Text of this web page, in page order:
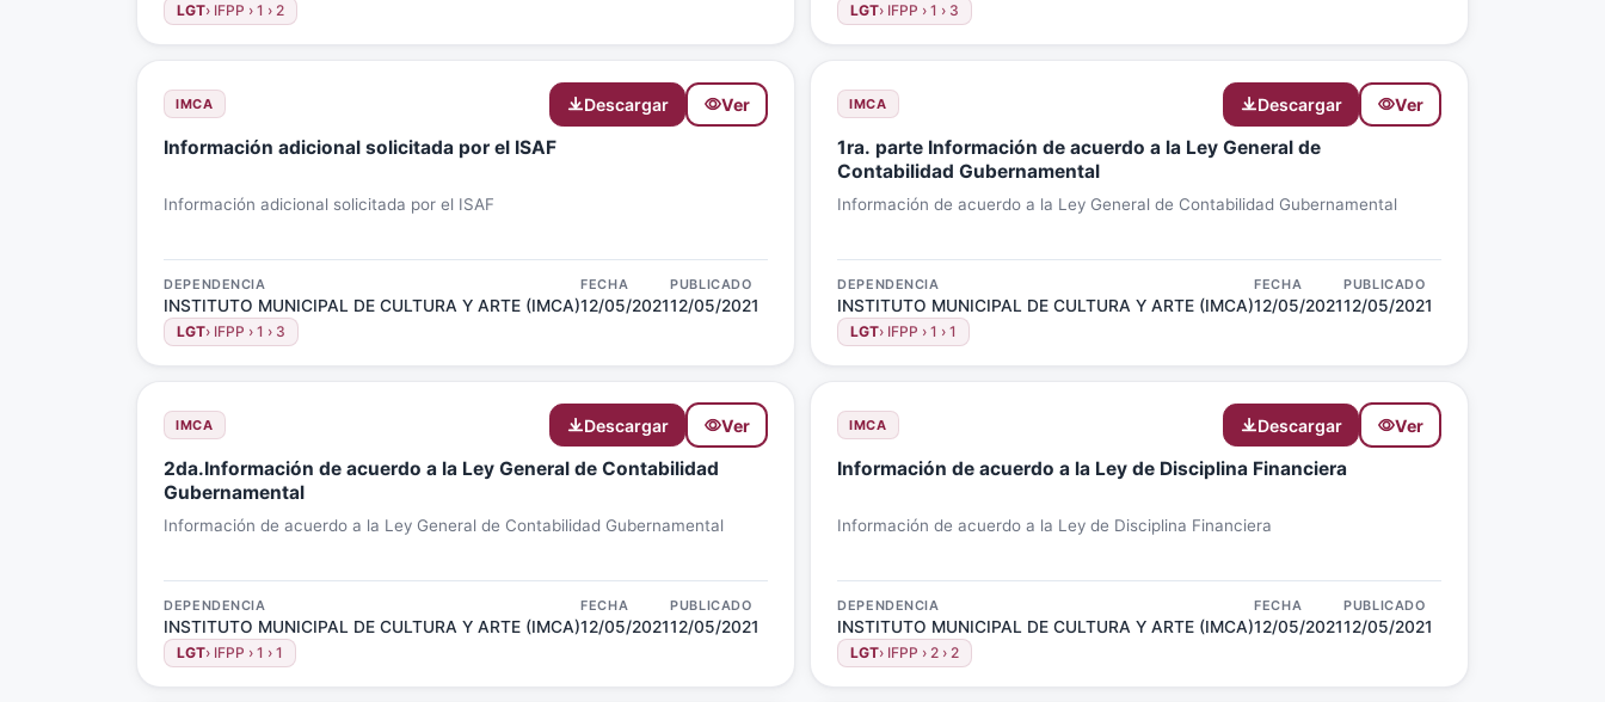
LGT› IFPP › 1 › 2 LGT› IFPP › 1 › 3
IMCA Descargar Ver
Información adicional solicitada por el ISAF
Información adicional solicitada por el ISAF
DEPENDENCIA
INSTITUTO MUNICIPAL DE CULTURA Y ARTE (IMCA)
FECHA
12/05/2021
PUBLICADO
12/05/2021
LGT› IFPP › 1 › 3
IMCA Descargar Ver
1ra. parte Información de acuerdo a la Ley General de
Contabilidad Gubernamental
Información de acuerdo a la Ley General de Contabilidad Gubernamental
DEPENDENCIA
INSTITUTO MUNICIPAL DE CULTURA Y ARTE (IMCA)
FECHA
12/05/2021
PUBLICADO
12/05/2021
LGT› IFPP › 1 › 1
IMCA Descargar Ver
2da.Información de acuerdo a la Ley General de Contabilidad
Gubernamental
Información de acuerdo a la Ley General de Contabilidad Gubernamental
DEPENDENCIA
INSTITUTO MUNICIPAL DE CULTURA Y ARTE (IMCA)
FECHA
12/05/2021
PUBLICADO
12/05/2021
LGT› IFPP › 1 › 1
IMCA Descargar Ver
Información de acuerdo a la Ley de Disciplina Financiera
Información de acuerdo a la Ley de Disciplina Financiera
DEPENDENCIA
INSTITUTO MUNICIPAL DE CULTURA Y ARTE (IMCA)
FECHA
12/05/2021
PUBLICADO
12/05/2021
LGT› IFPP › 2 › 2